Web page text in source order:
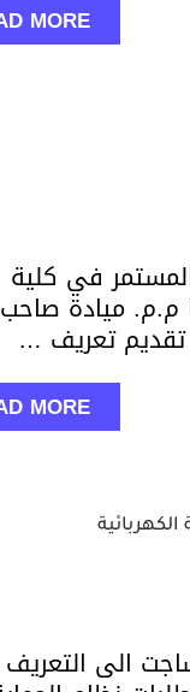
MORE
في كلية
م.م. ميادة صاحب
تعريف …
MORE
الى